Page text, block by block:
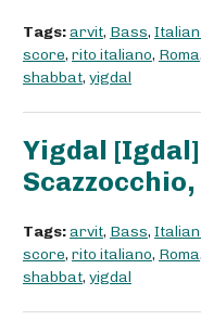
Tags:arvit, Bass,
score, rito italiano, Roma,
shabbat, yigdal
Yigdal
Tags:arvit, Bass,
score, rito italiano, Roma,
shabbat, yigdal